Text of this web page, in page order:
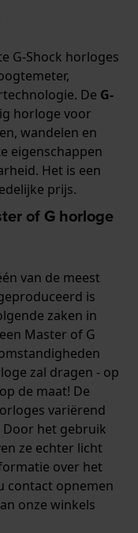
G-Shock horloges
De G-
horloge voor
wandelen en
eigenschappen
Het is een
prijs.
of G horloge
van de meest
is
zaken in
Master of G
zal dragen - op
de maat! De
variërend
Door het gebruik
ze echter licht
over het
contact opnemen
onze winkels